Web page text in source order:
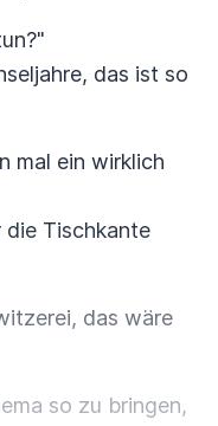
das ist so
mal ein wirklich
die Tischkante
das wäre
so zu bringen,